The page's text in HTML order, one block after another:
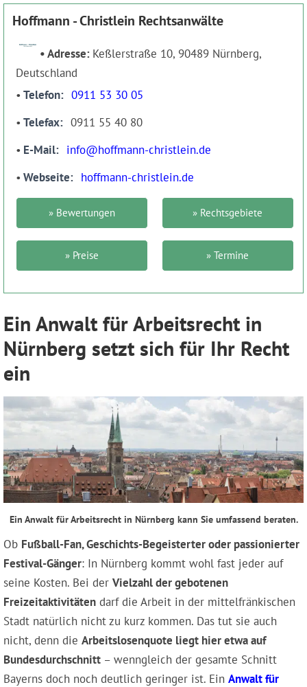
Hoffmann - Christlein Rechtsanwälte
Adresse: Keßlerstraße 10, 90489 Nürnberg,
Deutschland
Telefon
0911 53 30 05
Telefax
0911 55 40 80
E-Mail
info@hoffmann-christlein.de
Webseite
hoffmann-christlein.de
» Bewertungen » Rechtsgebiete
» Preise » Termine
Ein Anwalt für Arbeitsrecht in
Nürnberg setzt sich für Ihr Recht
ein
Ein Anwalt für Arbeitsrecht in Nürnberg kann Sie umfassend beraten.
Ob Fußball-Fan, Geschichts-Begeisterter oder passionierter
Festival-Gänger: In Nürnberg kommt wohl fast jeder auf
seine Kosten. Bei der Vielzahl der gebotenen
Freizeitaktivitäten darf die Arbeit in der mittelfränkischen
Stadt natürlich nicht zu kurz kommen. Das tut sie auch
nicht, denn die Arbeitslosenquote liegt hier etwa auf
Bundesdurchschnitt – wenngleich der gesamte Schnitt
Bayerns doch noch deutlich geringer ist. Ein Anwalt für